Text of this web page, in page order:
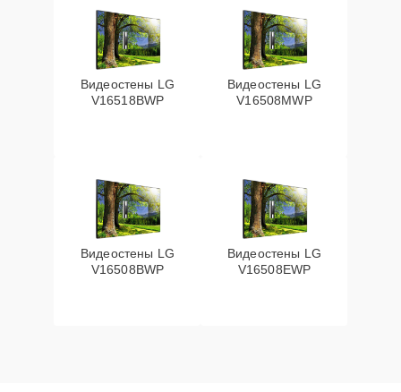
Видеостены LG
V16518BWP
Видеостены LG
V16508MWP
Видеостены LG
V16508BWP
Видеостены LG
V16508EWP